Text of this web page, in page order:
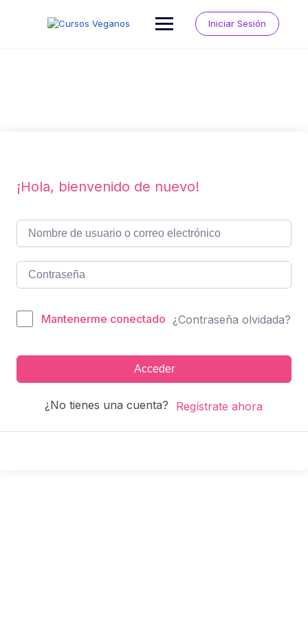
Iniciar Sesión
¡Hola, bienvenido de nuevo!
Mantenerme conectado ¿Contraseña olvidada?
Acceder
¿No tienes una cuenta? Regístrate ahora